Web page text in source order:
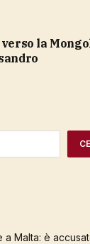
Malta: è